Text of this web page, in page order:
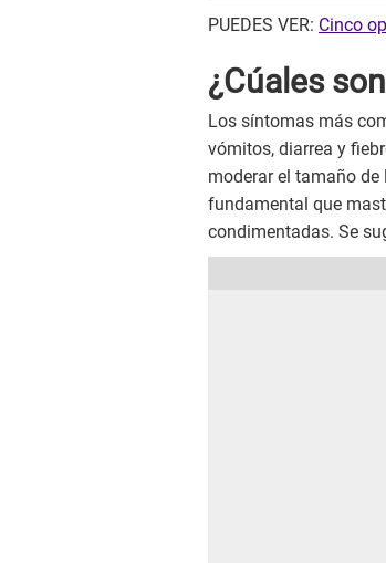
PUEDES VER: Cinco
¿Cúales
Los síntomas más
vómitos, diarrea y
moderar el tamaño
fundamental que
condimentadas. Se